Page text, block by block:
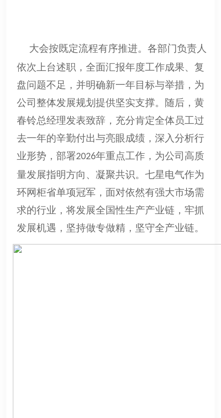
大会按既定流程有序推进。各部门负责人
依次上台述职，全面汇报年度工作成果、复
盘问题不足，并明确新一年目标与举措，为
公司整体发展规划提供坚实支撑。随后，黄
春铃总经理发表致辞，充分肯定全体员工过
去一年的辛勤付出与亮眼成绩，深入分析行
业形势，部署2026年重点工作，为公司高质
量发展指明方向、凝聚共识。七星电气作为
环网柜省单项冠军，面对依然有强大市场需
求的行业，将发展全国性生产产业链，牢抓
发展机遇，坚持做专做精，坚守全产业链。